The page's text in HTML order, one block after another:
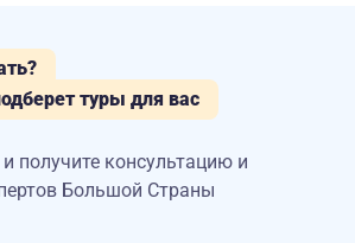
туры для вас
получите консультацию и
Большой Страны